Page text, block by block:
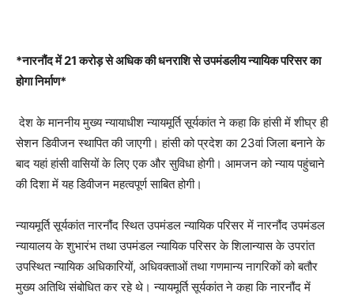
*नारनौंद में 21 करोड़ से अधिक की धनराशि से उपमंडलीय न्यायिक परिसर का
होगा निर्माण*
देश के माननीय मुख्य न्यायाधीश न्यायमूर्ति सूर्यकांत ने कहा कि हांसी में शीघ्र ही
सेशन डिवीजन स्थापित की जाएगी। हांसी को प्रदेश का 23वां जिला बनाने के
बाद यहां हांसी वासियों के लिए एक और सुविधा होगी। आमजन को न्याय पहुंचाने
की दिशा में यह डिवीजन महत्वपूर्ण साबित होगी।
न्यायमूर्ति सूर्यकांत नारनौंद स्थित उपमंडल न्यायिक परिसर में नारनौंद उपमंडल
न्यायालय के शुभारंभ तथा उपमंडल न्यायिक परिसर के शिलान्यास के उपरांत
उपस्थित न्यायिक अधिकारियों, अधिवक्ताओं तथा गणमान्य नागरिकों को बतौर
मुख्य अतिथि संबोधित कर रहे थे। न्यायमूर्ति सूर्यकांत ने कहा कि नारनौंद में